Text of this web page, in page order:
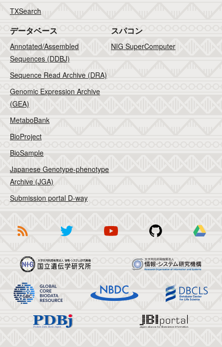
TXSearch
データベース
Annotated/Assembled
Sequences (DDBJ)
Sequence Read Archive (DRA)
Genomic Expression Archive
(GEA)
MetaboBank
BioProject
BioSample
Japanese Genotype-phenotype
Archive (JGA)
Submission portal D-way
スパコン
NIG SuperComputer